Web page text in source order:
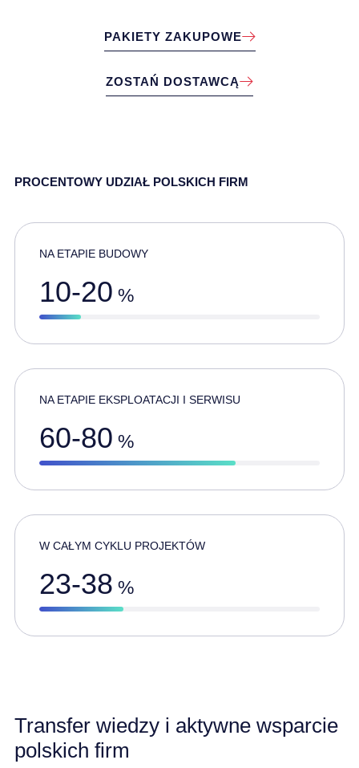
PAKIETY ZAKUPOWE
ZOSTAŃ DOSTAWCĄ
PROCENTOWY UDZIAŁ POLSKICH FIRM
NA ETAPIE BUDOWY
10-20 %
NA ETAPIE EKSPLOATACJI I SERWISU
60-80 %
W CAŁYM CYKLU PROJEKTÓW
23-38 %
Transfer wiedzy i aktywne wsparcie
polskich firm